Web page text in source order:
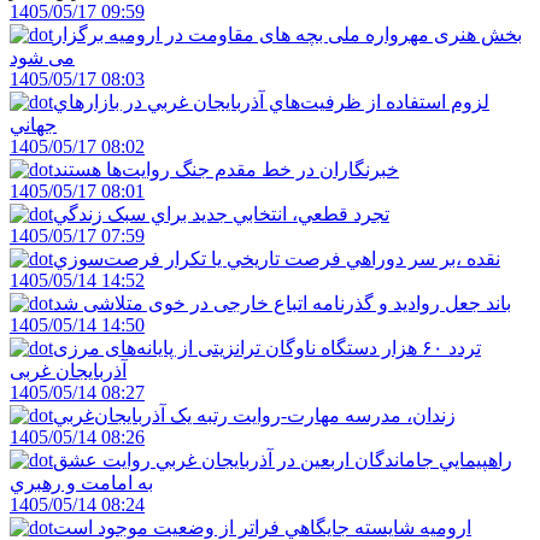
1405/05/17 09:59
بخش هنری مهرواره ملی بچه های مقاومت در ارومیه برگزار
می شود
1405/05/17 08:03
لزوم استفاده از ظرفيت‌هاي آذربايجان غربي در بازارهاي
جهاني
1405/05/17 08:02
خبرنگاران در خط مقدم جنگ روايت‌ها هستند
1405/05/17 08:01
تجرد قطعي، انتخابي جديد براي سبک زندگي
1405/05/17 07:59
نقده ،بر سر دوراهي فرصت تاريخي يا تکرار فرصت‌سوزي
1405/05/14 14:52
باند جعل روادید و گذرنامه اتباع خارجی در خوی متلاشی شد
1405/05/14 14:50
تردد ۶۰ هزار دستگاه ناوگان ترانزیتی از پایانه‌های مرزی
آذربایجان ‌غربی
1405/05/14 08:27
زندان، مدرسه مهارت-روايت رتبه يک آذربايجان‌غربي
1405/05/14 08:26
راهپيمايي جاماندگان اربعين در آذربايجان غربي روايت عشق
به امامت و رهبري
1405/05/14 08:24
اروميه شايسته جايگاهي فراتر از وضعيت موجود است